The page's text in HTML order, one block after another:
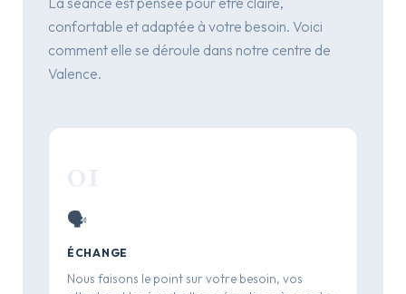
confortable et adaptée à votre besoin. Voici
comment elle se déroule dans notre centre de
Valence.
🗣️
ÉCHANGE
Nous faisons le point sur votre besoin, vos